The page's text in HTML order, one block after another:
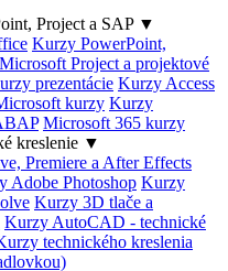
Project a SAP ▼
Kurzy PowerPoint,
Project a projektové
prezentácie Kurzy Access
kurzy Kurzy
Microsoft 365 kurzy
kreslenie ▼
Premiere a After Effects
Adobe Photoshop Kurzy
Kurzy 3D tlače a
Kurzy AutoCAD - technické
technického kreslenia